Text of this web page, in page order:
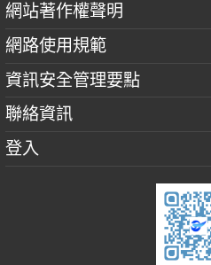
網站著作權聲明
網路使用規範
資訊安全管理要點
聯絡資訊
登入